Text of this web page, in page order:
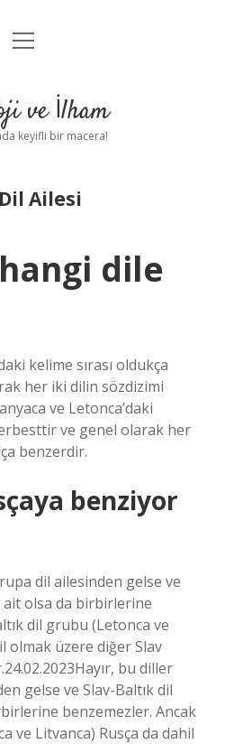
Anasayfa
Uyarı
menüyü
ve İlham
keyifli bir macera!
Ailesi
dile
kelime sırası oldukça
her iki dilin sözdizimi
ve Letonca’daki
ve genel olarak her
benzerdir.
benziyor
dil ailesinden gelse ve
ait olsa da birbirlerine
dil grubu (Letonca ve
olmak üzere diğer Slav
bu diller
gelse ve Slav-Baltık dil
benzemezler. Ancak
ve Litvanca) Rusça da dahil